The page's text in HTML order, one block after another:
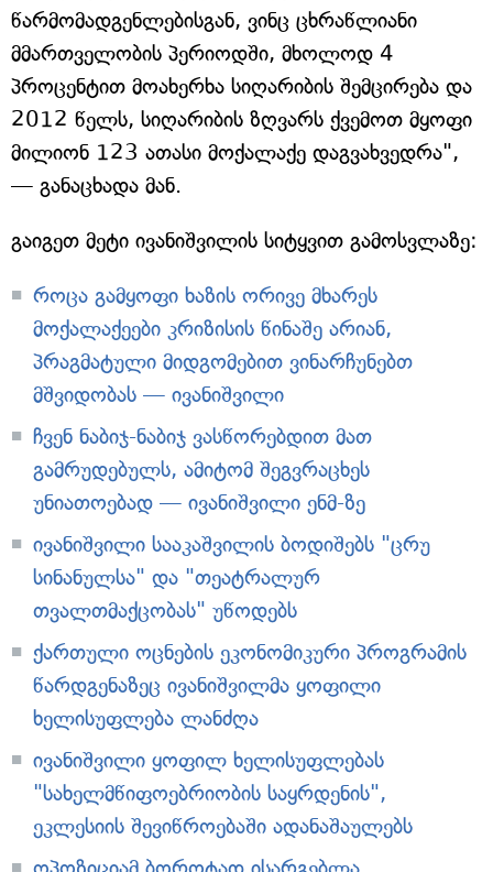
წარმომადგენლებისგან, ვინც ცხრაწლიანი
მმართველობის პერიოდში, მხოლოდ 4
პროცენტით მოახერხა სიღარიბის შემცირება და
2012 წელს, სიღარიბის ზღვარს ქვემოთ მყოფი
მილიონ 123 ათასი მოქალაქე დაგვახვედრა",
— განაცხადა მან.
გაიგეთ მეტი ივანიშვილის სიტყვით გამოსვლაზე:
როცა გამყოფი ხაზის ორივე მხარეს
მოქალაქეები კრიზისის წინაშე არიან,
პრაგმატული მიდგომებით ვინარჩუნებთ
მშვიდობას — ივანიშვილი
ჩვენ ნაბიჯ-ნაბიჯ ვასწორებდით მათ
გამრუდებულს, ამიტომ შეგვრაცხეს
უნიათოებად — ივანიშვილი ენმ-ზე
ივანიშვილი სააკაშვილის ბოდიშებს "ცრუ
სინანულსა" და "თეატრალურ
თვალთმაქცობას" უწოდებს
ქართული ოცნების ეკონომიკური პროგრამის
წარდგენაზეც ივანიშვილმა ყოფილი
ხელისუფლება ლანძღა
ივანიშვილი ყოფილ ხელისუფლებას
"სახელმწიფოებრიობის საყრდენის",
ეკლესიის შევიწროებაში ადანაშაულებს